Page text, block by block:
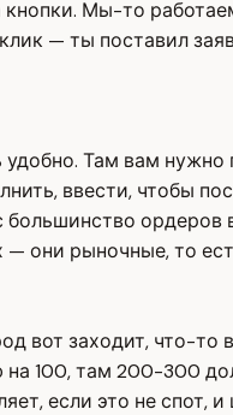
кнопки. Мы-то
— ты поставил
удобно. Там вам нужно
ввести, чтобы
большинство ордеров
— они рыночные, то
вот заходит, что-то
на 100, там 200-300
если это не спот,